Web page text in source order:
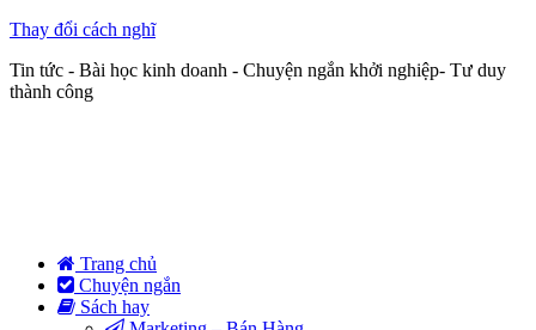
Thay đổi cách nghĩ
Tin tức - Bài học kinh doanh - Chuyện ngắn khởi nghiệp- Tư duy
thành công
Trang chủ
Chuyện ngắn
Sách hay